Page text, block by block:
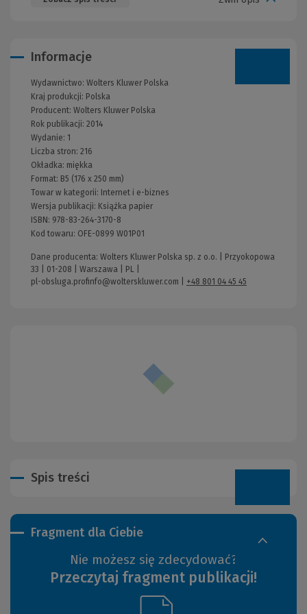
Fragment dla Ciebie
Nie możesz się zdecydować?
Przeczytaj fragment publikacji!
Informacje
Wydawnictwo: Wolters Kluwer Polska
Kraj produkcji: Polska
Producent: Wolters Kluwer Polska
Rok publikacji: 2014
Wydanie: 1
Liczba stron: 216
Okładka: miękka
Format: B5 (176 x 250 mm)
Towar w kategorii: Internet i e-biznes
Wersja publikacji: Książka papier
ISBN: 978-83-264-3170-8
Kod towaru: OFE-0899 W01P01
Dane producenta: Wolters Kluwer Polska sp. z o.o. | Przyokopowa
33 | 01-208 | Warszawa | PL |
pl-obsluga.profinfo@wolterskluwer.com
+48 801 04 45 45
Spis treści